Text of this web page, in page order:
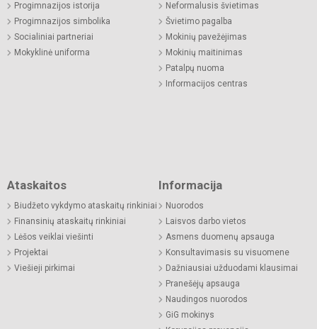
Progimnazijos istorija
Progimnazijos simbolika
Socialiniai partneriai
Mokyklinė uniforma
Neformalusis švietimas
Švietimo pagalba
Mokinių pavežėjimas
Mokinių maitinimas
Patalpų nuoma
Informacijos centras
Ataskaitos
Biudžeto vykdymo ataskaitų rinkiniai
Finansinių ataskaitų rinkiniai
Lėšos veiklai viešinti
Projektai
Viešieji pirkimai
Informacija
Nuorodos
Laisvos darbo vietos
Asmens duomenų apsauga
Konsultavimasis su visuomene
Dažniausiai užduodami klausimai
Pranešėjų apsauga
Naudingos nuorodos
GiG mokinys